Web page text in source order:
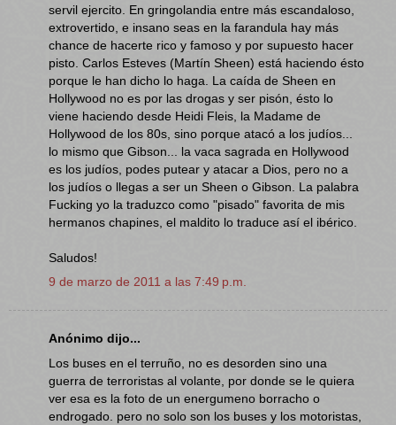
servil ejercito. En gringolandia entre más escandaloso,
extrovertido, e insano seas en la farandula hay más
chance de hacerte rico y famoso y por supuesto hacer
pisto. Carlos Esteves (Martín Sheen) está haciendo ésto
porque le han dicho lo haga. La caída de Sheen en
Hollywood no es por las drogas y ser pisón, ésto lo
viene haciendo desde Heidi Fleis, la Madame de
Hollywood de los 80s, sino porque atacó a los judíos...
lo mismo que Gibson... la vaca sagrada en Hollywood
es los judíos, podes putear y atacar a Dios, pero no a
los judíos o llegas a ser un Sheen o Gibson. La palabra
Fucking yo la traduzco como "pisado" favorita de mis
hermanos chapines, el maldito lo traduce así el ibérico.
Saludos!
9 de marzo de 2011 a las 7:49 p.m.
Anónimo dijo...
Los buses en el terruño, no es desorden sino una
guerra de terroristas al volante, por donde se le quiera
ver esa es la foto de un energumeno borracho o
endrogado. pero no solo son los buses y los motoristas,